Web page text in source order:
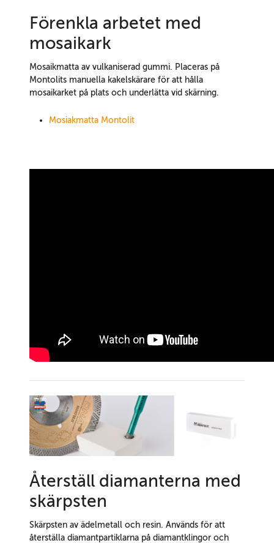
Förenkla arbetet med
mosaikark
Mosaikmatta av vulkaniserad gummi. Placeras på
Montolits manuella kakelskärare för att hålla
mosaikarket på plats och underlätta vid skärning.
Mosiakmatta Montolit
Återställ diamanterna med
skärpsten
Skärpsten av ädelmetall och resin. Används för att
återställa diamantpartiklarna på diamantklingor och